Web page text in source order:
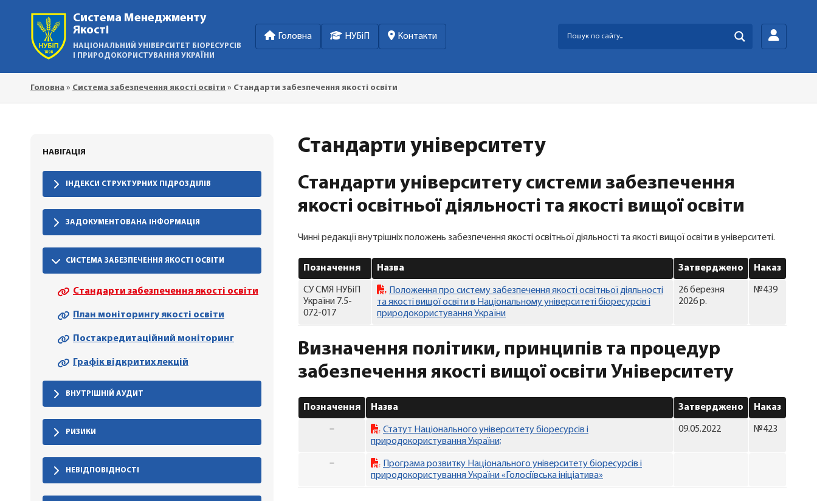
Система Менеджменту
Якості
НАЦІОНАЛЬНИЙ УНІВЕРСИТЕТ БІОРЕСУРСІВ
І ПРИРОДОКОРИСТУВАННЯ УКРАЇНИ
Головна НУБіП Контакти
Головна » Система забезпечення якості освіти » Стандарти забезпечення якості освіти
НАВІГАЦІЯ
ІНДЕКСИ СТРУКТУРНИХ ПІДРОЗДІЛІВ
ЗАДОКУМЕНТОВАНА ІНФОРМАЦІЯ
СИСТЕМА ЗАБЕЗПЕЧЕННЯ ЯКОСТІ ОСВІТИ
Стандарти забезпечення якості освіти
План моніторингу якості освіти
Постакредитаційний моніторинг
Графік відкритих лекцій
ВНУТРІШНІЙ АУДИТ
РИЗИКИ
НЕВІДПОВІДНОСТІ
Стандарти університету
Стандарти університету системи забезпечення
якості освітньої діяльності та якості вищої освіти
Чинні редакції внутрішніх положень забезпечення якості освітньої діяльності та якості вищої освіти в університеті.
Позначення Назва Затверджено Наказ
СУ СМЯ НУБіП
України 7.5-
072-017
Положення про систему забезпечення якості освітньої діяльності
та якості вищої освіти в Національному університеті біоресурсів і
природокористування України
26 березня
2026 р.
№439
Визначення політики, принципів та процедур
забезпечення якості вищої освіти Університету
Позначення Назва Затверджено Наказ
–
Статут Національного університету біоресурсів і
природокористування України;
09.05.2022 №423
–
Програма розвитку Національного університету біоресурсів і
природокористування України «Голосіївська ініціатива»